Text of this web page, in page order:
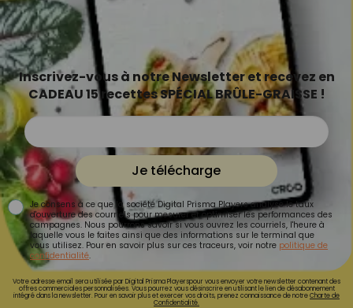
Inscrivez-vous à notre Newsletter et recevez en
CADEAU 15 recettes SPÉCIAL BRÛLE-GRAISSE !
Je télécharge
Je consens à ce que la société Digital Prisma Players analyse le taux
d'ouverture des courriels pour mesurer et optimiser les performances des
campagnes. Nous pourrons savoir si vous ouvrez les courriels, l'heure à
laquelle vous le faites ainsi que des informations sur le terminal que
vous utilisez. Pour en savoir plus sur ces traceurs, voir notre politique de
confidentialité.
Votre adresse email sera utilisée par Digital Prisma Playerspour vous envoyer votre newsletter contenant des
offres commerciales personnalisées. Vous pourrez vous désinscrire en utilisant le lien de désabonnement
intégré dans la newsletter. Pour en savoir plus et exercer vos droits, prenez connaissance de notreCharte de
Confidentialité.